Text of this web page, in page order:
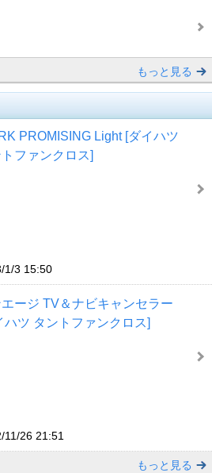
もっと見る
PROMISING Light [ダイハツ
ファンクロス]
1/3 15:50
ージ TV＆ナビキャンセラー
ハツ タントファンクロス]
11/26 21:51
もっと見る